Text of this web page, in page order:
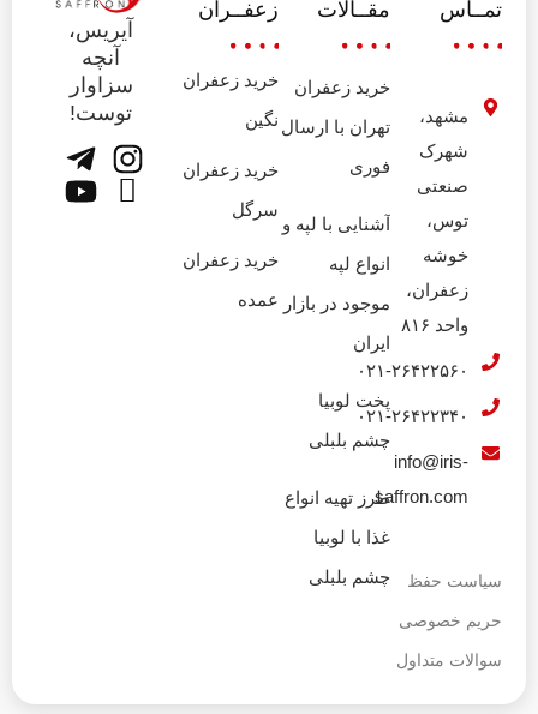
تمــاس
مشهد،
شهرک
صنعتی
توس،
خوشه
زعفران،
واحد ۸۱۶
۰۲۱-۲۶۴۲۲۵۶۰
۰۲۱-۲۶۴۲۲۳۴۰
info@iris-
saffron.com
سیاست حفظ
حریم خصوصی
سوالات متداول
مقــالات
خرید زعفران
تهران با ارسال
فوری
آشنایی با لپه و
انواع لپه
موجود در بازار
ایران
پخت لوبیا
چشم بلبلی
طرز تهیه انواع
غذا با لوبیا
چشم بلبلی
زعفــران
خرید زعفران
نگین
خرید زعفران
سرگل
خرید زعفران
عمده
آیریس،
آنچه
سزاوار
توست!